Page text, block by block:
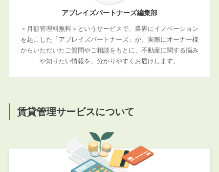
アブレイズパートナーズ編集部
＜月額管理料無料＞というサービスで、業界にイノベーション
を起こした「アブレイズパートナーズ」が、実際にオーナー様
からいただいたご質問やご相談をもとに、不動産に関する悩み
や知りたい情報を、分かりやすくお届けします。
賃貸管理サービスについて